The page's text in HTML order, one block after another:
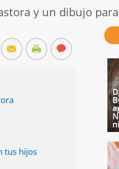
y un dibujo
tus hijos